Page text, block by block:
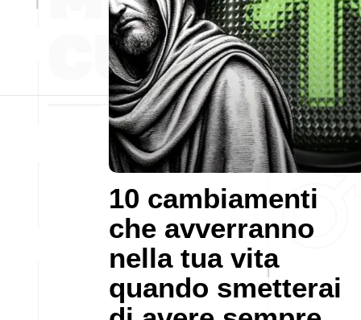
10 cambiamenti
che avverranno
nella tua vita
quando smetterai